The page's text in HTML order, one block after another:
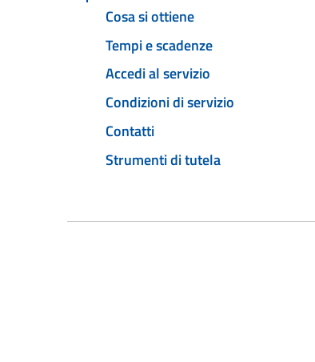
Cosa si ottiene
Tempi e scadenze
Accedi al servizio
Condizioni di servizio
Contatti
Strumenti di tutela